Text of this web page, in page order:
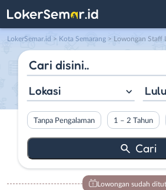
LokerSemar.id > Kota Semarang > Lowongan Staff
Lokasi
Tanpa Pengalaman 1 – 2 Tahun
Lowongan sudah